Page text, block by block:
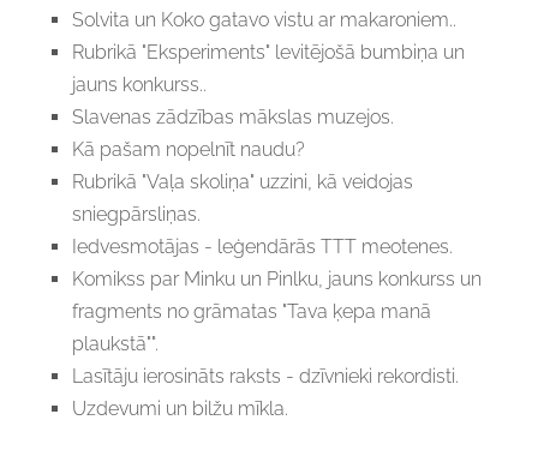
Solvita un Koko gatavo vistu ar makaroniem..
Rubrikā "Eksperiments" levitējošā bumbiņa un
jauns konkurss..
Slavenas zādzības mākslas muzejos.
Kā pašam nopelnīt naudu?
Rubrikā "Vaļa skoliņa" uzzini, kā veidojas
sniegpārsliņas.
Iedvesmotājas - leģendārās TTT meotenes.
Komikss par Minku un Pinlku, jauns konkurss un
fragments no grāmatas "Tava ķepa manā
plaukstā"".
Lasītāju ierosināts raksts - dzīvnieki rekordisti.
Uzdevumi un bilžu mīkla.